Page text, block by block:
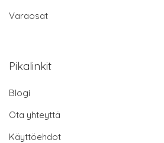
Varaosat
Pikalinkit
Blogi
Ota yhteyttä
Käyttöehdot